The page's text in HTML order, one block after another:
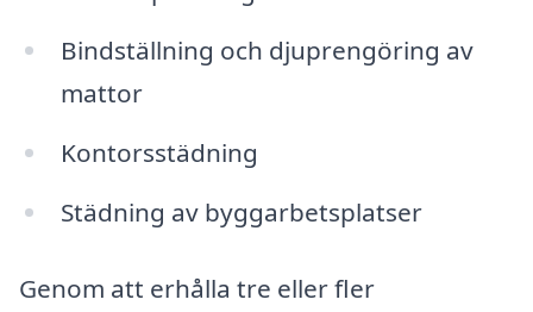
Bindställning och djuprengöring av
mattor
Kontorsstädning
Städning av byggarbetsplatser
Genom att erhålla tre eller fler